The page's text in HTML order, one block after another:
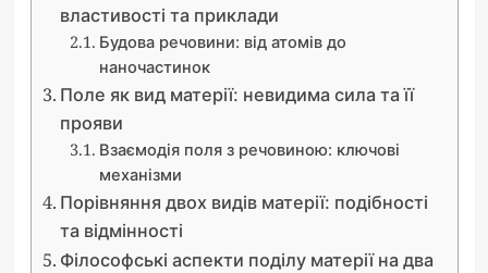
властивості та приклади
Будова речовини: від атомів до
наночастинок
Поле як вид матерії: невидима сила та її
прояви
Взаємодія поля з речовиною: ключові
механізми
Порівняння двох видів матерії: подібності
та відмінності
Філософські аспекти поділу матерії на два